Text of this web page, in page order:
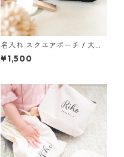
名入れ スクエアポーチ / 大人
マルチポーチ コスメポーチ 化
粧ポーチ 名前入り
¥1,500